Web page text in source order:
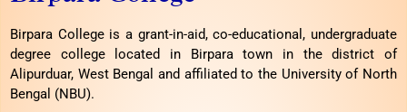
Birpara College is a grant-in-aid, co-educational, undergraduate
degree college located in Birpara town in the district of
Alipurduar, West Bengal and affiliated to the University of North
Bengal (NBU).